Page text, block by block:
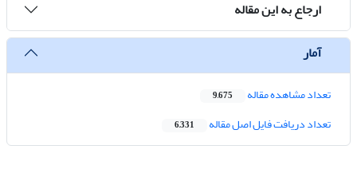
ارجاع به این مقاله
آمار
تعداد مشاهده مقاله 9,675
تعداد دریافت فایل اصل مقاله 6,331